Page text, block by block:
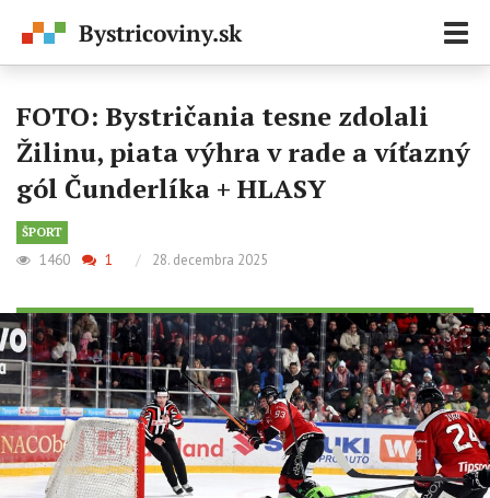
FOTO: Bystričania tesne zdolali
Žilinu, piata výhra v rade a víťazný
gól Čunderlíka + HLASY
ŠPORT
1460 1 / 28. decembra 2025